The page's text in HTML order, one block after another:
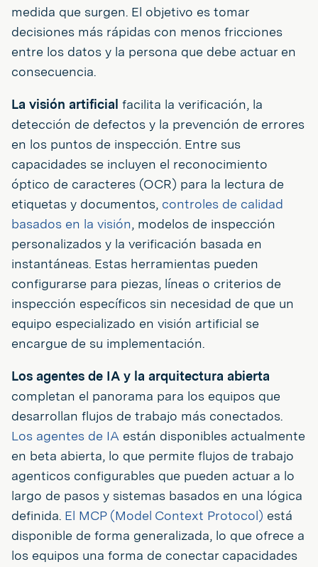
medida que surgen. El objetivo es tomar
decisiones más rápidas con menos fricciones
entre los datos y la persona que debe actuar en
consecuencia.
La visión artificial facilita la verificación, la
detección de defectos y la prevención de errores
en los puntos de inspección. Entre sus
capacidades se incluyen el reconocimiento
óptico de caracteres (OCR) para la lectura de
etiquetas y documentos, controles de calidad
basados en la visión, modelos de inspección
personalizados y la verificación basada en
instantáneas. Estas herramientas pueden
configurarse para piezas, líneas o criterios de
inspección específicos sin necesidad de que un
equipo especializado en visión artificial se
encargue de su implementación.
Los agentes de IA y la arquitectura abierta
completan el panorama para los equipos que
desarrollan flujos de trabajo más conectados.
Los agentes de IA están disponibles actualmente
en beta abierta, lo que permite flujos de trabajo
agenticos configurables que pueden actuar a lo
largo de pasos y sistemas basados en una lógica
definida. El MCP (Model Context Protocol) está
disponible de forma generalizada, lo que ofrece a
los equipos una forma de conectar capacidades